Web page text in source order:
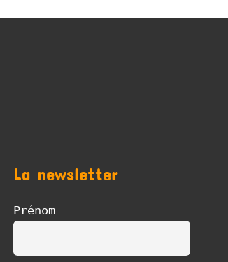
La newsletter
Prénom